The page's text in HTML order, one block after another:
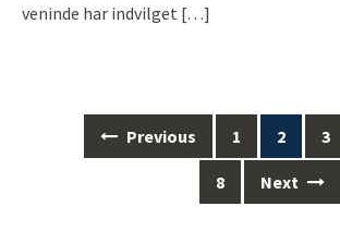
veninde har indvilget […]
Previous 1 2 3
8 Next